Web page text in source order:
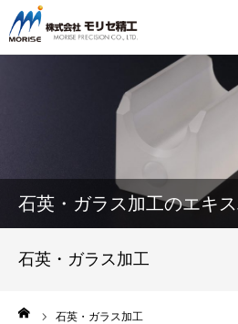
石英・ガラス加工のエキス
石英・ガラス加工
石英・ガラス加工